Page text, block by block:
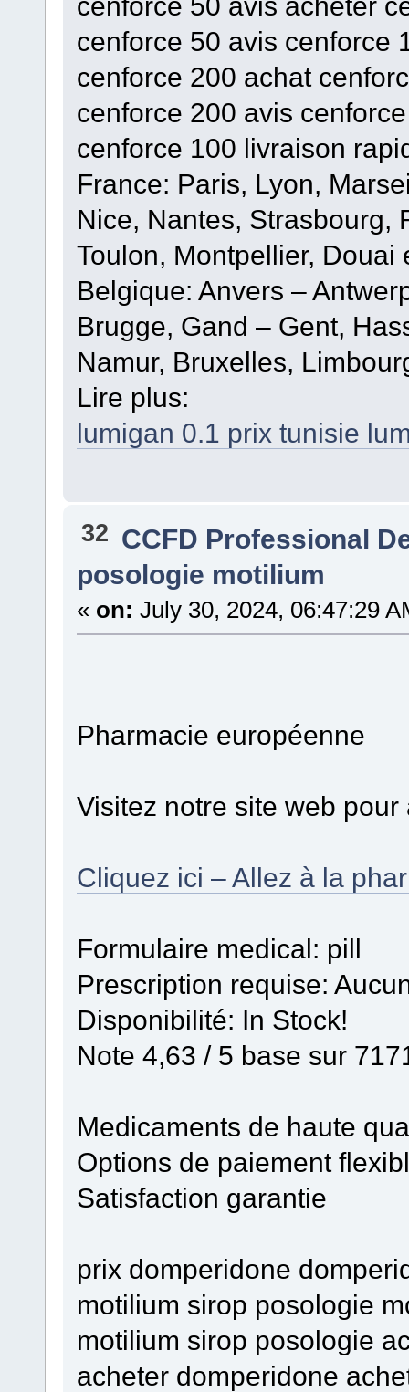
cenforce 50 avis cenforce
cenforce 200 achat
cenforce 200 avis
cenforce 100 livraison
France: Paris, Lyon,
Nice, Nantes, Strasbourg,
Toulon, Montpellier, Douai
Belgique: Anvers –
Brugge, Gand – Gent,
Namur, Bruxelles,
Lire plus:
lumigan 0.1 prix tunisie
32 CCFD Professional
posologie motilium
« on: July 30, 2024, 06:47:29
Pharmacie européenne
Visitez notre site web
Cliquez ici – Allez à la
Formulaire medical: pill
Prescription requise:
Disponibilité: In Stock!
Note 4,63 / 5 base sur
Medicaments de haute
Options de paiement
Satisfaction garantie
prix domperidone
motilium sirop posologie
motilium sirop posologie
acheter domperidone